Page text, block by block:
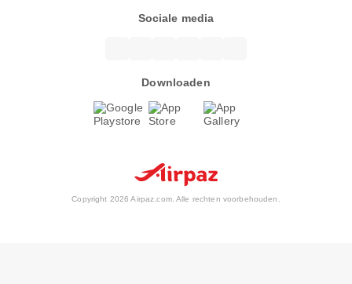
Sociale media
Downloaden
Copyright 2026 Airpaz.com. Alle rechten voorbehouden.